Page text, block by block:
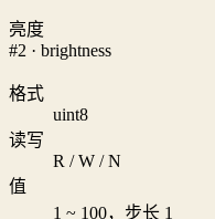
亮度
#2 · brightness
格式
uint8
读写
R / W / N
值
1 ~ 100，步长 1